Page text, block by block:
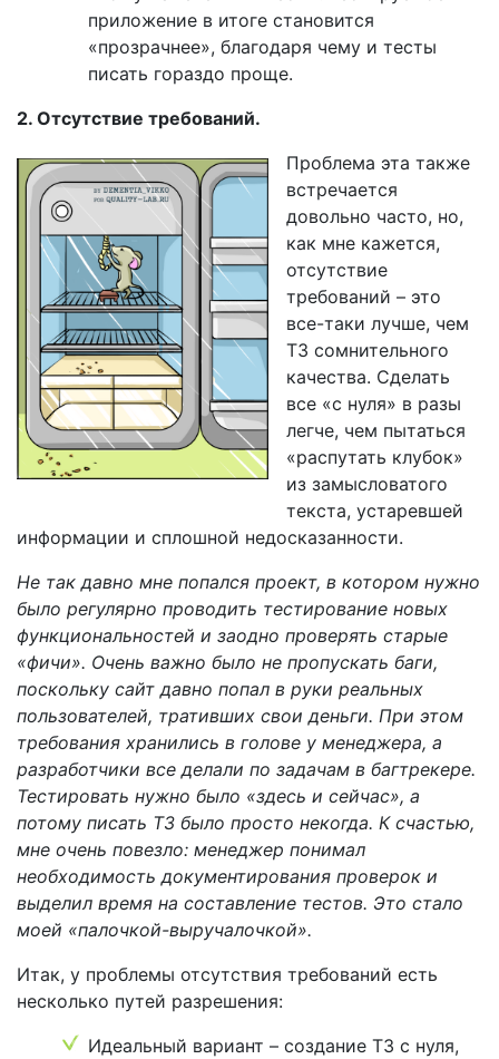
приложение в итоге становится
«прозрачнее», благодаря чему и тесты
писать гораздо проще.
2. Отсутствие требований.
Проблема эта также
встречается
довольно часто, но,
как мне кажется,
отсутствие
требований – это
все-таки лучше, чем
ТЗ сомнительного
качества. Сделать
все «с нуля» в разы
легче, чем пытаться
«распутать клубок»
из замысловатого
текста, устаревшей
информации и сплошной недосказанности.
Не так давно мне попался проект, в котором нужно
было регулярно проводить тестирование новых
функциональностей и заодно проверять старые
«фичи». Очень важно было не пропускать баги,
поскольку сайт давно попал в руки реальных
пользователей, тративших свои деньги. При этом
требования хранились в голове у менеджера, а
разработчики все делали по задачам в багтрекере.
Тестировать нужно было «здесь и сейчас», а
потому писать ТЗ было просто некогда. К счастью,
мне очень повезло: менеджер понимал
необходимость документирования проверок и
выделил время на составление тестов. Это стало
моей «палочкой-выручалочкой».
Итак, у проблемы отсутствия требований есть
несколько путей разрешения:
Идеальный вариант – создание ТЗ с нуля,